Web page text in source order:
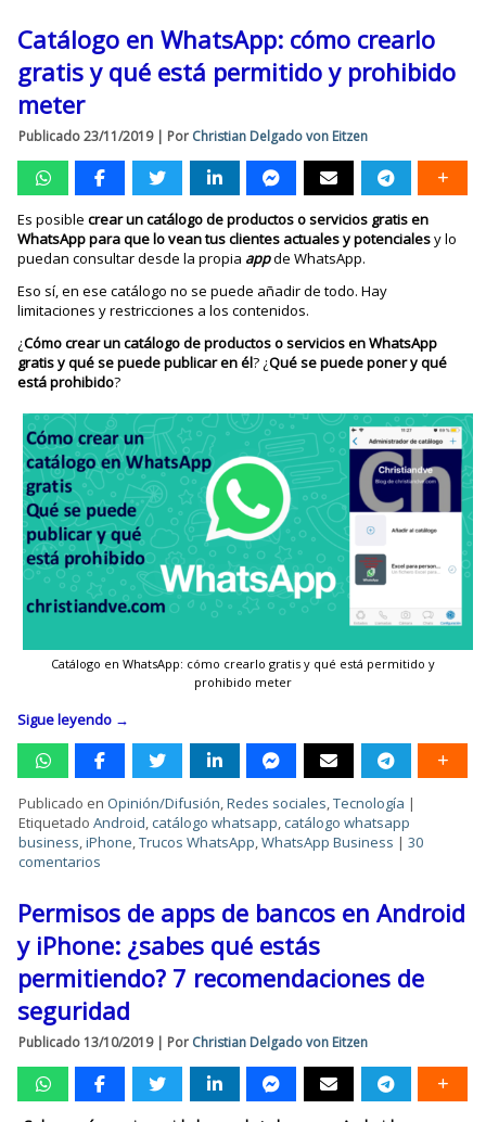
Catálogo en WhatsApp: cómo crearlo
gratis y qué está permitido y prohibido
meter
Publicado 23/11/2019| Por Christian Delgado von Eitzen
Es posiblecrear un catálogo de productos o servicios gratis en
WhatsApp para que lo vean tus clientes actuales y potencialesy lo
puedan consultar desde la propia appde WhatsApp.
Eso sí, en ese catálogo no se puede añadir de todo. Hay
limitaciones y restricciones a los contenidos.
¿Cómo crear un catálogo de productos o servicios en WhatsApp
gratis y qué se puede publicar en él? ¿Qué se puede poner y qué
está prohibido?
Catálogo en WhatsApp: cómo crearlo gratis y qué está permitido y
prohibido meter
Sigue leyendo →
Publicado en Opinión/Difusión,Redes sociales,Tecnología |
Etiquetado Android,catálogo whatsapp,catálogo whatsapp
business,iPhone,Trucos WhatsApp,WhatsApp Business |30
comentarios
Permisos de apps de bancos en Android
y iPhone: ¿sabes qué estás
permitiendo? 7 recomendaciones de
seguridad
Publicado 13/10/2019| Por Christian Delgado von Eitzen